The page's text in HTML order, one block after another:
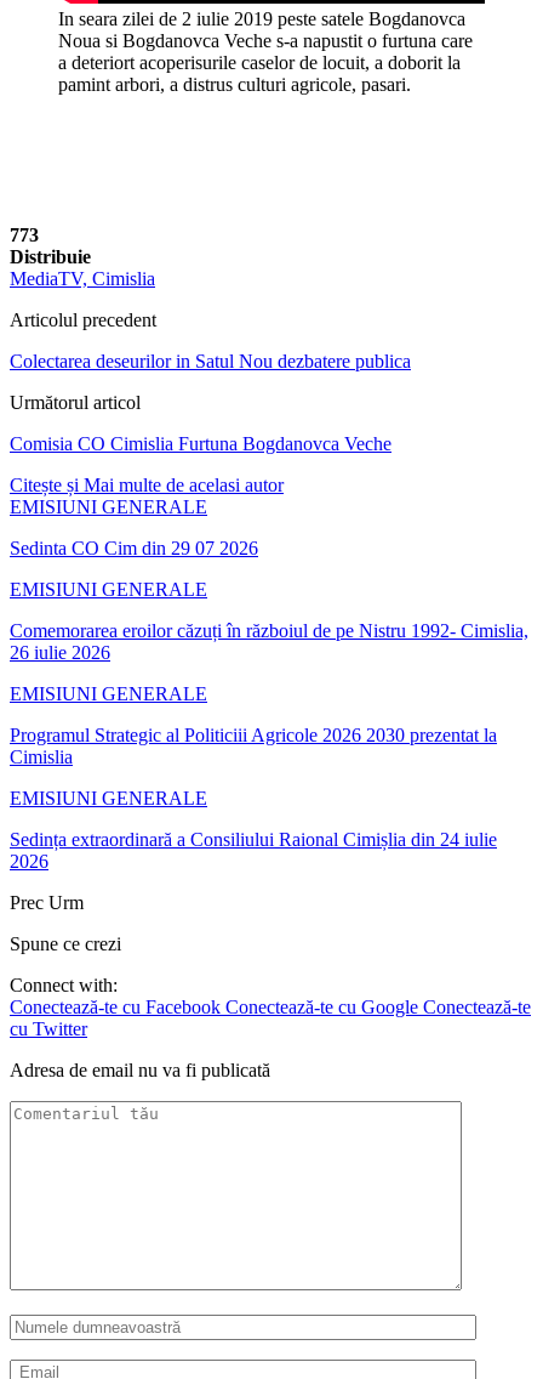
In seara zilei de 2 iulie 2019 peste satele Bogdanovca
Noua si Bogdanovca Veche s-a napustit o furtuna care
a deteriort acoperisurile caselor de locuit, a doborit la
pamint arbori, a distrus culturi agricole, pasari.
773
Distribuie
MediaTV, Cimislia
Articolul precedent
Colectarea deseurilor in Satul Nou dezbatere publica
Următorul articol
Comisia CO Cimislia Furtuna Bogdanovca Veche
Citește și Mai multe de acelasi autor
EMISIUNI GENERALE
Sedinta CO Cim din 29 07 2026
EMISIUNI GENERALE
Comemorarea eroilor căzuți în războiul de pe Nistru 1992- Cimislia,
26 iulie 2026
EMISIUNI GENERALE
Programul Strategic al Politiciii Agricole 2026 2030 prezentat la
Cimislia
EMISIUNI GENERALE
Sedința extraordinară a Consiliului Raional Cimișlia din 24 iulie
2026
Prec Urm
Spune ce crezi
Connect with:
Conectează-te cu Facebook Conectează-te cu Google Conectează-te
cu Twitter
Adresa de email nu va fi publicată